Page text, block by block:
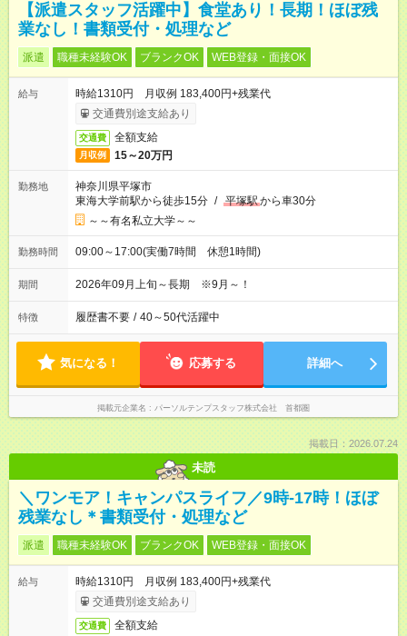
【派遣スタッフ活躍中】食堂あり！長期！ほぼ残
業なし！書類受付・処理など
派遣 職種未経験OK ブランクOK WEB登録・面接OK
給与
時給1310円 月収例 183,400円+残業代
交通費別途支給あり
交通費 全額支給
月収例 15～20万円
勤務地
神奈川県平塚市
東海大学前駅から徒歩15分 / 平塚駅から車30分
～～有名私立大学～～
勤務時間 09:00～17:00(実働7時間 休憩1時間)
期間 2026年09月上旬～長期 ※9月～！
特徴 履歴書不要 / 40～50代活躍中
気になる！ 応募する 詳細へ
掲載元企業名 パーソルテンプスタッフ株式会社 首都圏
掲載日：2026.07.24
未読
＼ワンモア！キャンパスライフ／9時-17時！ほぼ
残業なし＊書類受付・処理など
派遣 職種未経験OK ブランクOK WEB登録・面接OK
給与
時給1310円 月収例 183,400円+残業代
交通費別途支給あり
交通費 全額支給